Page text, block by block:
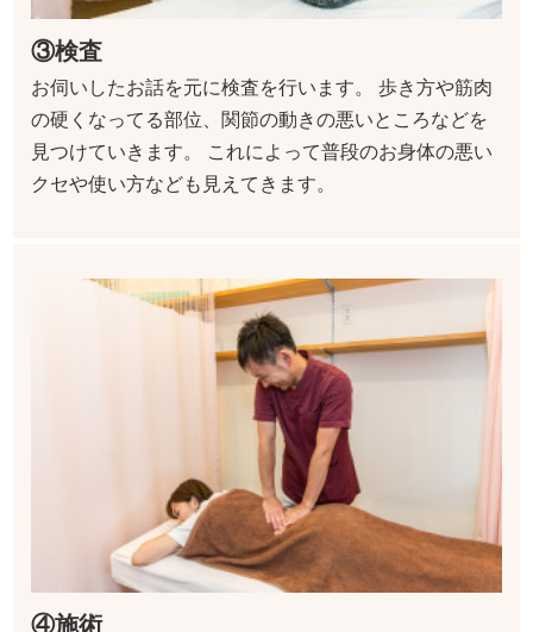
③検査
お伺いしたお話を元に検査を行います。 歩き方や筋肉
の硬くなってる部位、関節の動きの悪いところなどを
見つけていきます。 これによって普段のお身体の悪い
クセや使い方なども見えてきます。
④施術